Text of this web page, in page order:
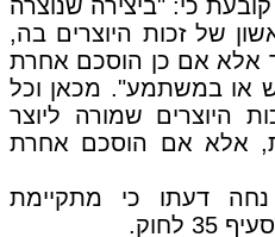
לחוק קובעת כי: "ביצירה שנוצרה
של זכות היוצרים בה,
אלא אם כן הוסכם אחרת
או במשתמע". מכאן וכל
היוצרים שמורה ליוצר
אלא אם הוסכם אחרת
דעתו כי מתקיימת
לחוק.